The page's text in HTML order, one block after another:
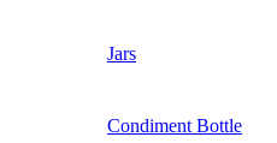
Jars
Condiment Bottle